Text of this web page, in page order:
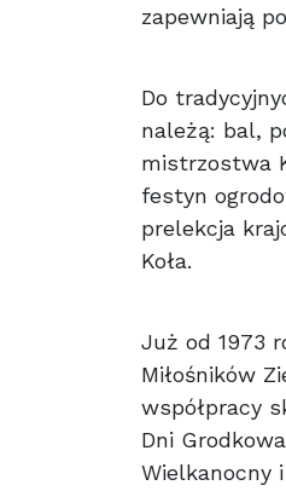
zapewniają
Do
należą: bal,
mistrzostwa
festyn
prelekcja
Koła.
Już od 1973
Miłośników
współpracy
Dni
Wielkanocny